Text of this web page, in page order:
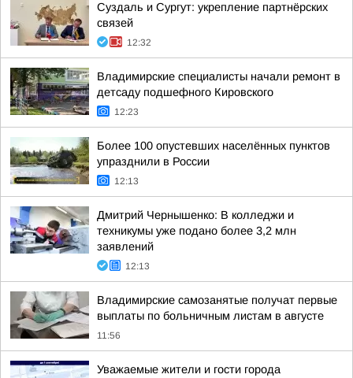
Суздаль и Сургут: укрепление партнёрских
связей
12:32
Владимирские специалисты начали ремонт в
детсаду подшефного Кировского
12:23
Более 100 опустевших населённых пунктов
упразднили в России
12:13
Дмитрий Чернышенко: В колледжи и
техникумы уже подано более 3,2 млн
заявлений
12:13
Владимирские самозанятые получат первые
выплаты по больничным листам в августе
11:56
Уважаемые жители и гости города